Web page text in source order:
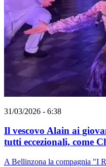
31/03/2026 - 6:38
Il vescovo Alain ai
tutti eccezionali, come
A Bellinzona la compagnia "I